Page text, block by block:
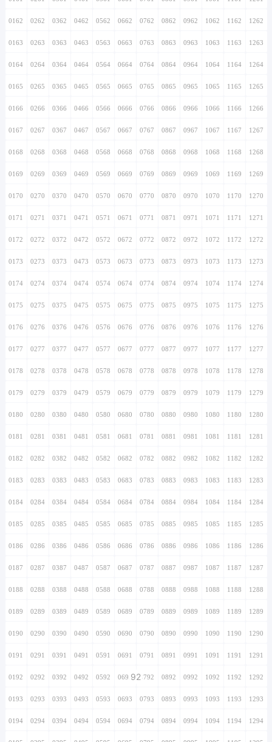
0162 0262 0362 0462 0562 0662 0762 0862 0962 1062 1162 1262
0163 0263 0363 0463 0563 0663 0763 0863 0963 1063 1163 1263
0164 0264 0364 0464 0564 0664 0764 0864 0964 1064 1164 1264
0165 0265 0365 0465 0565 0665 0765 0865 0965 1065 1165 1265
0166 0266 0366 0466 0566 0666 0766 0866 0966 1066 1166 1266
0167 0267 0367 0467 0567 0667 0767 0867 0967 1067 1167 1267
0168 0268 0368 0468 0568 0668 0768 0868 0968 1068 1168 1268
0169 0269 0369 0469 0569 0669 0769 0869 0969 1069 1169 1269
0170 0270 0370 0470 0570 0670 0770 0870 0970 1070 1170 1270
0171 0271 0371 0471 0571 0671 0771 0871 0971 1071 1171 1271
0172 0272 0372 0472 0572 0672 0772 0872 0972 1072 1172 1272
0173 0273 0373 0473 0573 0673 0773 0873 0973 1073 1173 1273
0174 0274 0374 0474 0574 0674 0774 0874 0974 1074 1174 1274
0175 0275 0375 0475 0575 0675 0775 0875 0975 1075 1175 1275
0176 0276 0376 0476 0576 0676 0776 0876 0976 1076 1176 1276
0177 0277 0377 0477 0577 0677 0777 0877 0977 1077 1177 1277
0178 0278 0378 0478 0578 0678 0778 0878 0978 1078 1178 1278
0179 0279 0379 0479 0579 0679 0779 0879 0979 1079 1179 1279
0180 0280 0380 0480 0580 0680 0780 0880 0980 1080 1180 1280
0181 0281 0381 0481 0581 0681 0781 0881 0981 1081 1181 1281
0182 0282 0382 0482 0582 0682 0782 0882 0982 1082 1182 1282
0183 0283 0383 0483 0583 0683 0783 0883 0983 1083 1183 1283
0184 0284 0384 0484 0584 0684 0784 0884 0984 1084 1184 1284
0185 0285 0385 0485 0585 0685 0785 0885 0985 1085 1185 1285
0186 0286 0386 0486 0586 0686 0786 0886 0986 1086 1186 1286
0187 0287 0387 0487 0587 0687 0787 0887 0987 1087 1187 1287
0188 0288 0388 0488 0588 0688 0788 0888 0988 1088 1188 1288
0189 0289 0389 0489 0589 0689 0789 0889 0989 1089 1189 1289
0190 0290 0390 0490 0590 0690 0790 0890 0990 1090 1190 1290
0191 0291 0391 0491 0591 0691 0791 0891 0991 1091 1191 1291
0192 0292 0392 0492 0592 0692920792 0892 0992 1092 1192 1292
0193 0293 0393 0493 0593 0693 0793 0893 0993 1093 1193 1293
0194 0294 0394 0494 0594 0694 0794 0894 0994 1094 1194 1294